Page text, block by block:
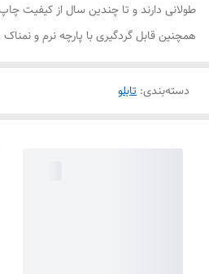
طولانی دارند و تا چندین سال از کیفیت
همچنین قابل گردگیری با پارچه نرم و
دسته‌بندی: تابلو